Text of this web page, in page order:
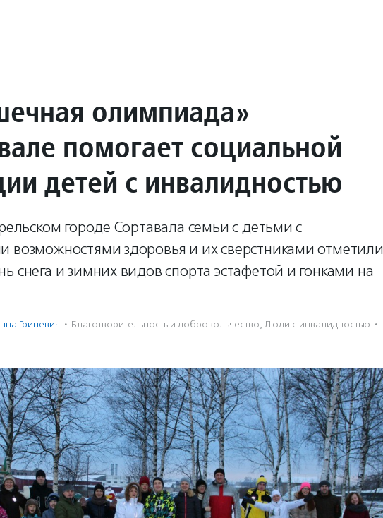
олимпиада»
помогает социальной
детей с инвалидностью
городе Сортавала семьи с детьми с
возможностями здоровья и их сверстниками отметили
снега и зимних видов спорта эстафетой и гонками на
Гриневич · Благотвори­тель­ность и доброволь­чест­во, Люди с инвалидностью ·